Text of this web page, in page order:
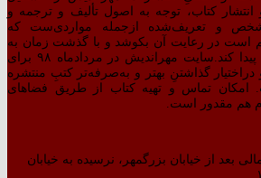
کتاب،‌ توجه به اصول تألیف و ترجمه و
و تعریف‌شده ازجمله مواردی‌ست که
است در رعایت آن بکوشد و با گذشت زمان به
استاندارهای بالاتری دست پیدا کند.سایت مهراندیش در مردادماه ۹۸ برای
دراختیار گذاشتنِ بهتر و به‌صرفه‌تر کتبِ منتشره
تماس و تهیه کتاب از طریق فضاهای
هم مقدور است.
بعد از خیابان بزرگمهر، نرسیده به خیابان